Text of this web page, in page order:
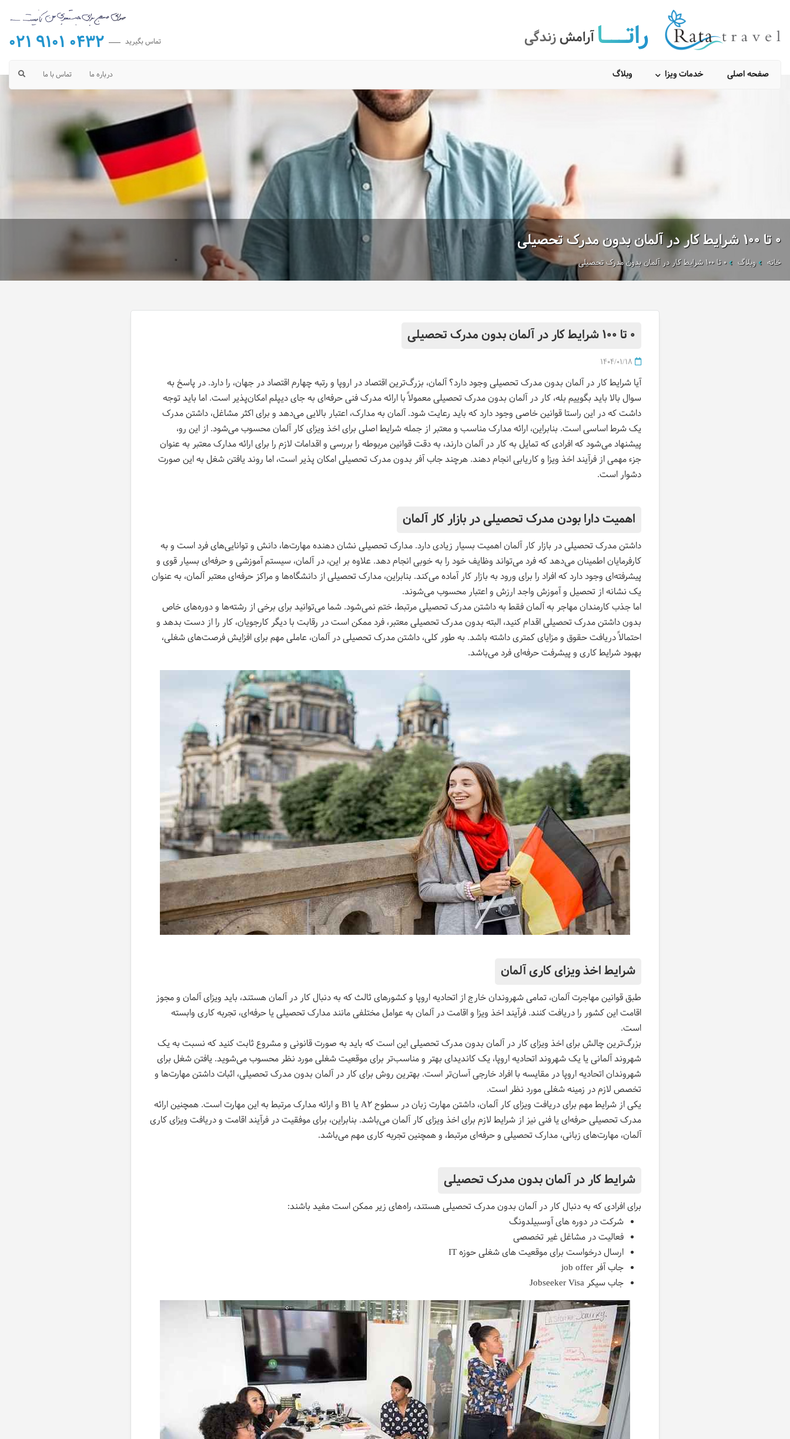
راتـــاآرامشزندگی 021 9101 0432 تماس بگیرید
صفحه اصلی خدمات ویزا وبلاگ درباره ما تماس با ما
0 تا 100 شرایط کار در آلمان بدون مدرک تحصیلی
خانه وبلاگ 0 تا 100 شرایط کار در آلمان بدون مدرک تحصیلی
0 تا 100 شرایط کار در آلمان بدون مدرک تحصیلی
آیا شرایط کار در آلمان بدون مدرک تحصیلی وجود دارد؟ آلمان، بزرگ‌ترین اقتصاد در اروپا و رتبه چهارم اقتصاد در جهان، را دارد. در پاسخ به
سوال بالا باید بگوییم بله، کار در آلمان بدون مدرک تحصیلی معمولاً با ارائه مدرک فنی حرفه‌ای به جای دیپلم امکان‌پذیر است. اما باید توجه
داشت که در این راستا قوانین خاصی وجود دارد که باید رعایت شود. آلمان به مدارک، اعتبار بالایی می‌دهد و برای اکثر مشاغل، داشتن مدرک
یک شرط اساسی است. بنابراین، ارائه مدارک مناسب و معتبر از جمله شرایط اصلی برای اخذ ویزای کار آلمان محسوب می‌شود. از این رو،
پیشنهاد می‌شود که افرادی که تمایل به کار در آلمان دارند، به دقت قوانین مربوطه را بررسی و اقدامات لازم را برای ارائه مدارک معتبر به عنوان
جزء مهمی از فرآیند اخذ ویزا و کاریابی انجام دهند. هرچند جاب آفر بدون مدرک تحصیلی امکان‌ پذیر است، اما روند یافتن شغل به این صورت
دشوار است.
اهمیت دارا بودن مدرک تحصیلی در بازار کار آلمان
داشتن مدرک تحصیلی در بازار کار آلمان اهمیت بسیار زیادی دارد. مدارک تحصیلی نشان دهنده مهارت‌ها، دانش و توانایی‌های فرد است و به
کارفرمایان اطمینان می‌دهد که فرد می‌تواند وظایف خود را به خوبی انجام دهد. علاوه بر این، در آلمان، سیستم آموزشی و حرفه‌ای بسیار قوی و
پیشرفته‌ای وجود دارد که افراد را برای ورود به بازار کار آماده می‌کند. بنابراین، مدارک تحصیلی از دانشگاه‌ها و مراکز حرفه‌ای معتبر آلمان، به عنوان
یک نشانه از تحصیل و آموزش واجد ارزش و اعتبار محسوب می‌شوند.
اما جذب کارمندان مهاجر به آلمان فقط به داشتن مدرک تحصیلی مرتبط، ختم نمی‌شود. شما می‌توانید برای برخی از رشته‌ها و دوره‌های خاص
بدون داشتن مدرک تحصیلی اقدام کنید، البته بدون مدرک تحصیلی معتبر، فرد ممکن است در رقابت با دیگر کارجویان، کار را از دست بدهد و
احتمالاً دریافت حقوق و مزایای کمتری داشته باشد. به طور کلی، داشتن مدرک تحصیلی در آلمان، عاملی مهم برای افزایش فرصت‌های شغلی،
بهبود شرایط کاری و پیشرفت حرفه‌ای فرد می‌باشد.
شرایط اخذ ویزای کاری آلمان
طبق قوانین مهاجرت آلمان، تمامی شهروندان خارج از اتحادیه اروپا و کشورهای ثالث که به دنبال کار در آلمان هستند، باید ویزای آلمان و مجوز
اقامت این کشور را دریافت کنند. فرآیند اخذ ویزا و اقامت در آلمان به عوامل مختلفی مانند مدارک تحصیلی یا حرفه‌ای، تجربه کاری وابسته
است.
بزرگ‌ترین چالش برای اخذ ویزای کار در آلمان بدون مدرک تحصیلی این است که باید به صورت قانونی و مشروع ثابت کنید که نسبت به یک
شهروند آلمانی یا یک شهروند اتحادیه اروپا، یک کاندیدای بهتر و مناسب‌تر برای موقعیت شغلی مورد نظر محسوب می‌شوید. یافتن شغل برای
شهروندان اتحادیه اروپا در مقایسه با افراد خارجی آسان‌تر است. بهترین روش برای کار در آلمان بدون مدرک تحصیلی، اثبات داشتن مهارت‌ها و
تخصص لازم در زمینه شغلی مورد نظر است.
یکی از شرایط مهم برای دریافت ویزای کار آلمان، داشتن مهارت زبان در سطوح A2 یا B1 و ارائه مدارک مرتبط به این مهارت است. همچنین ارائه
مدرک تحصیلی حرفه‌ای یا فنی نیز از شرایط لازم برای اخذ ویزای کار آلمان می‌باشد. بنابراین، برای موفقیت در فرآیند اقامت و دریافت ویزای کاری
آلمان، مهارت‌های زبانی، مدارک تحصیلی و حرفه‌ای مرتبط، و همچنین تجربه کاری مهم می‌باشد.
شرایط کار در آلمان بدون مدرک تحصیلی
برای افرادی که به دنبال کار در آلمان بدون مدرک تحصیلی هستند، راه‌های زیر ممکن است مفید باشند:
شرکت در دوره‌ های آوسبیلدونگ
فعالیت در مشاغل غیر تخصصی
ارسال درخواست برای موقعیت ‌های شغلی حوزه IT
جاب آفر job offer
جاب سیکر Jobseeker Visa